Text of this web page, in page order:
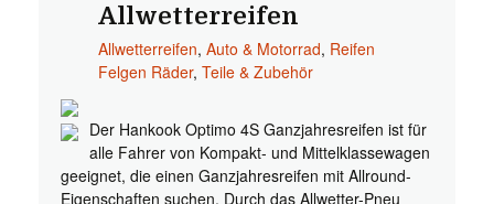
Allwetterreifen
Allwetterreifen, Auto & Motorrad, Reifen
Felgen Räder, Teile & Zubehör
Der Hankook Optimo 4S Ganzjahresreifen ist für
alle Fahrer von Kompakt- und Mittelklassewagen
geeignet, die einen Ganzjahresreifen mit Allround-
Eigenschaften suchen. Durch das Allwetter-Pneu